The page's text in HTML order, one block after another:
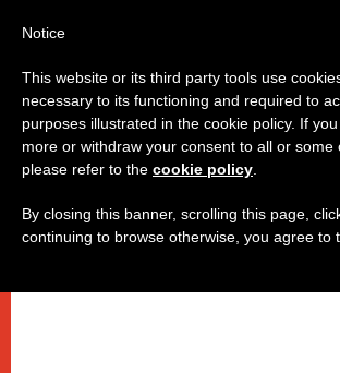
Notice
This website or its third party tools use
necessary to its functioning and required to
purposes illustrated in the cookie policy. If
more or withdraw your consent to all or some
please refer to the cookie policy
By closing this banner, scrolling this page,
continuing to browse otherwise, you agree to